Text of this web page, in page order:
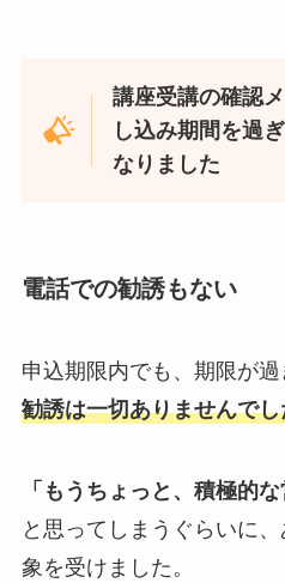
講座受講の確認
し込み期間を過
なりました
電話での勧誘もない
申込期限内でも、期限が過
勧誘は一切ありませんでし
「もうちょっと、積極的
と思ってしまうぐらいに、
象を受けました。